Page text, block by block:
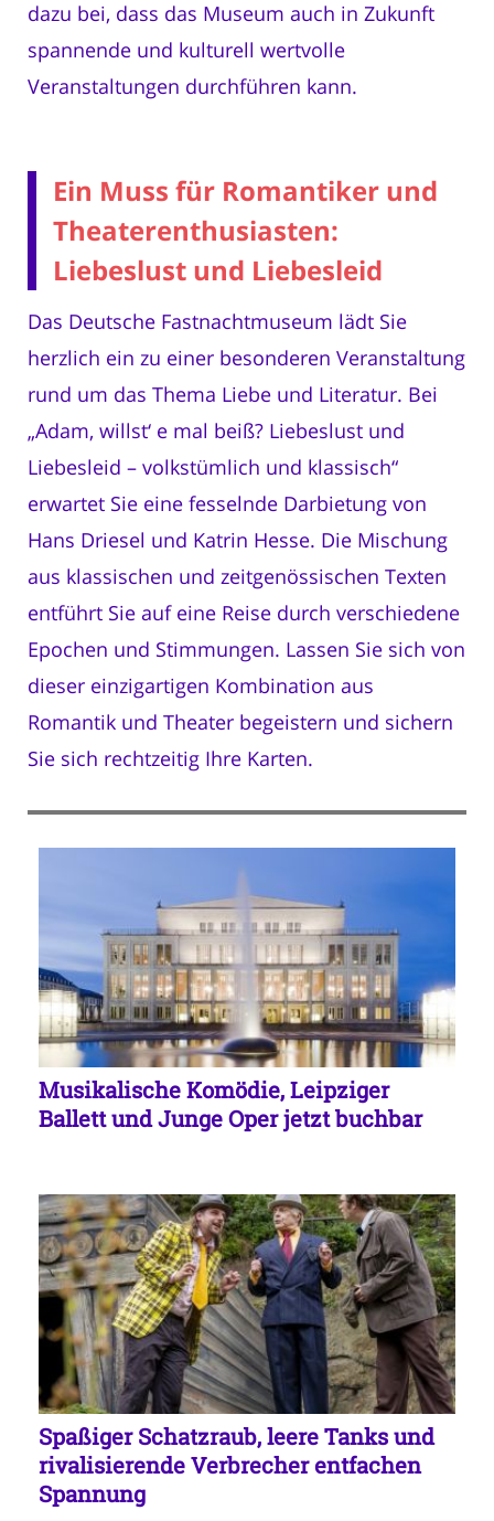
dazu bei, dass das Museum auch in Zukunft
spannende und kulturell wertvolle
Veranstaltungen durchführen kann.
Ein Muss für Romantiker und
Theaterenthusiasten:
Liebeslust und Liebesleid
Das Deutsche Fastnachtmuseum lädt Sie
herzlich ein zu einer besonderen Veranstaltung
rund um das Thema Liebe und Literatur. Bei
„Adam, willst‘ e mal beiß? Liebeslust und
Liebesleid – volkstümlich und klassisch“
erwartet Sie eine fesselnde Darbietung von
Hans Driesel und Katrin Hesse. Die Mischung
aus klassischen und zeitgenössischen Texten
entführt Sie auf eine Reise durch verschiedene
Epochen und Stimmungen. Lassen Sie sich von
dieser einzigartigen Kombination aus
Romantik und Theater begeistern und sichern
Sie sich rechtzeitig Ihre Karten.
Musikalische Komödie, Leipziger
Ballett und Junge Oper jetzt buchbar
Spaßiger Schatzraub, leere Tanks und
rivalisierende Verbrecher entfachen
Spannung